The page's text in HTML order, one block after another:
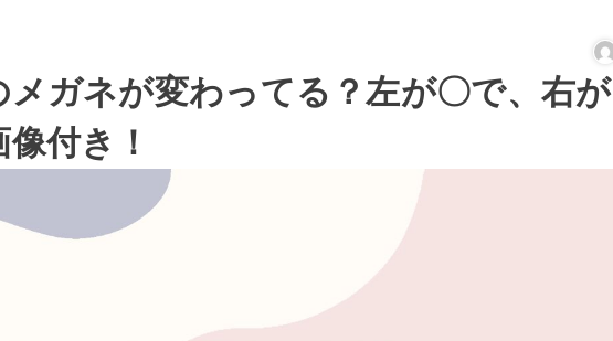
メガネが変わってる？左が〇で、右が
付き！